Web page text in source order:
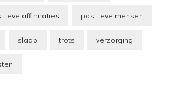
affirmaties positieve mensen
slaap trots verzorging